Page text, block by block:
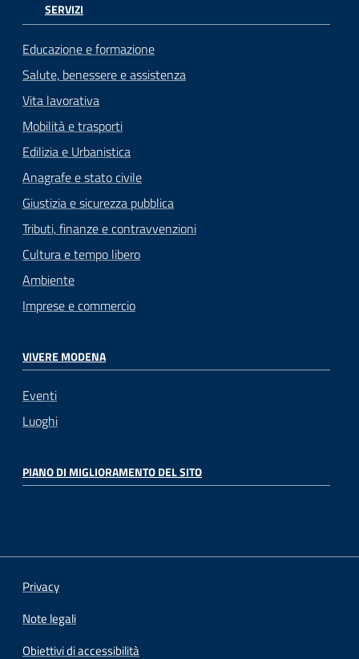
SERVIZI
Educazione e formazione
Salute, benessere e assistenza
Vita lavorativa
Mobilità e trasporti
Edilizia e Urbanistica
Anagrafe e stato civile
Giustizia e sicurezza pubblica
Tributi, finanze e contravvenzioni
Cultura e tempo libero
Ambiente
Imprese e commercio
VIVERE MODENA
Eventi
Luoghi
PIANO DI MIGLIORAMENTO DEL SITO
Privacy
Note legali
Obiettivi di accessibilità